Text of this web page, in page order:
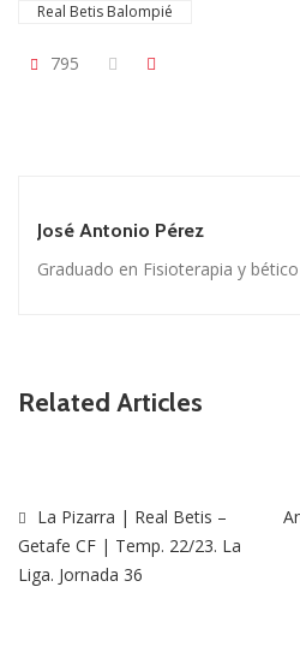
Real Betis Balompié
795
José Antonio Pérez
Graduado en Fisioterapia y
Related Articles
La Pizarra | Real Betis –
Getafe CF | Temp. 22/23. La
Liga. Jornada 36